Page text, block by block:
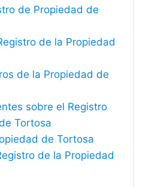
de Propiedad de
de la Propiedad
de la Propiedad de
sobre el Registro
Tortosa
de Tortosa
de la Propiedad